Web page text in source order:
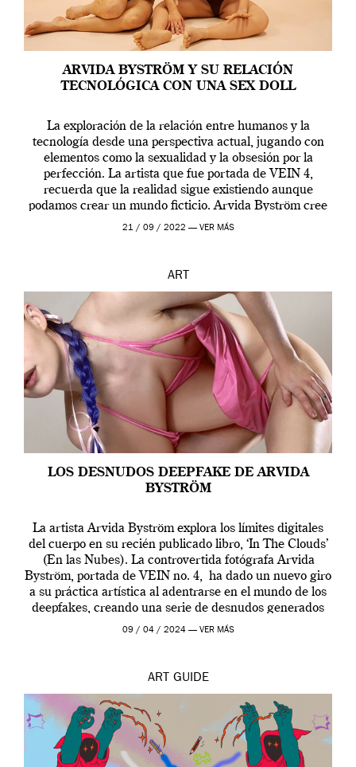
ARVIDA BYSTRÖM Y SU RELACIÓN
TECNOLÓGICA CON UNA SEX DOLL
La exploración de la relación entre humanos y la
tecnología desde una perspectiva actual, jugando con
elementos como la sexualidad y la obsesión por la
perfección. La artista que fue portada de VEIN 4,
recuerda que la realidad sigue existiendo aunque
podamos crear un mundo ficticio. Arvida Byström cree
que los humanos tienen un complejo […]
21 / 09 / 2022 — VER MÁS
ART
LOS DESNUDOS DEEPFAKE DE ARVIDA
BYSTRÖM
La artista Arvida Byström explora los límites digitales
del cuerpo en su recién publicado libro, ‘In The Clouds’
(En las Nubes). La controvertida fotógrafa Arvida
Byström, portada de VEIN no. 4, ha dado un nuevo giro
a su práctica artística al adentrarse en el mundo de los
deepfakes, creando una serie de desnudos generados
por […]
09 / 04 / 2024 — VER MÁS
ART GUIDE